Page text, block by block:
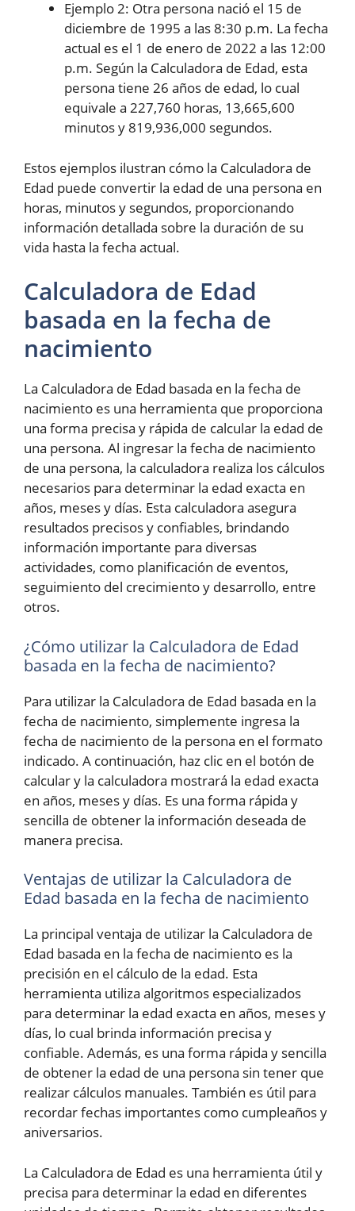
Ejemplo 2: Otra persona nació el 15 de
diciembre de 1995 a las 8:30 p.m. La fecha
actual es el 1 de enero de 2022 a las 12:00
p.m. Según la Calculadora de Edad, esta
persona tiene 26 años de edad, lo cual
equivale a 227,760 horas, 13,665,600
minutos y 819,936,000 segundos.
Estos ejemplos ilustran cómo la Calculadora de
Edad puede convertir la edad de una persona en
horas, minutos y segundos, proporcionando
información detallada sobre la duración de su
vida hasta la fecha actual.
Calculadora de Edad
basada en la fecha de
nacimiento
La Calculadora de Edad basada en la fecha de
nacimiento es una herramienta que proporciona
una forma precisa y rápida de calcular la edad de
una persona. Al ingresar la fecha de nacimiento
de una persona, la calculadora realiza los cálculos
necesarios para determinar la edad exacta en
años, meses y días. Esta calculadora asegura
resultados precisos y confiables, brindando
información importante para diversas
actividades, como planificación de eventos,
seguimiento del crecimiento y desarrollo, entre
otros.
¿Cómo utilizar la Calculadora de Edad
basada en la fecha de nacimiento?
Para utilizar la Calculadora de Edad basada en la
fecha de nacimiento, simplemente ingresa la
fecha de nacimiento de la persona en el formato
indicado. A continuación, haz clic en el botón de
calcular y la calculadora mostrará la edad exacta
en años, meses y días. Es una forma rápida y
sencilla de obtener la información deseada de
manera precisa.
Ventajas de utilizar la Calculadora de
Edad basada en la fecha de nacimiento
La principal ventaja de utilizar la Calculadora de
Edad basada en la fecha de nacimiento es la
precisión en el cálculo de la edad. Esta
herramienta utiliza algoritmos especializados
para determinar la edad exacta en años, meses y
días, lo cual brinda información precisa y
confiable. Además, es una forma rápida y sencilla
de obtener la edad de una persona sin tener que
realizar cálculos manuales. También es útil para
recordar fechas importantes como cumpleaños y
aniversarios.
La Calculadora de Edad es una herramienta útil y
precisa para determinar la edad en diferentes